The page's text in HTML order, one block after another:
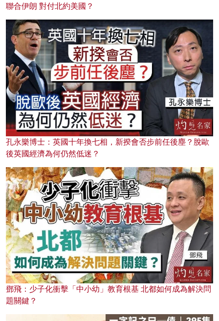
聯合伊朗 對付北約美國？
孔永樂博士：英國十年換七相，新揆會否步前任後塵？脫歐
後英國經濟為何仍然低迷？
鄧飛：少子化衝擊「中小幼」教育根基 北都如何成為解決問
題關鍵？